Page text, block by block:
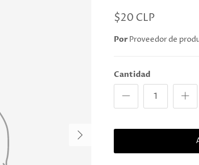
Próximo
$20 CLP
PorProveedor de
Cantidad